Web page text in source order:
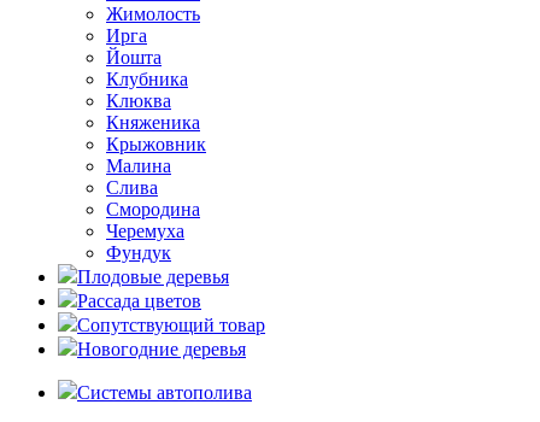
Жимолость
Ирга
Йошта
Клубника
Клюква
Княженика
Крыжовник
Малина
Слива
Смородина
Черемуха
Фундук
Плодовые деревья
Рассада цветов
Сопутствующий товар
Новогодние деревья
Системы автополива